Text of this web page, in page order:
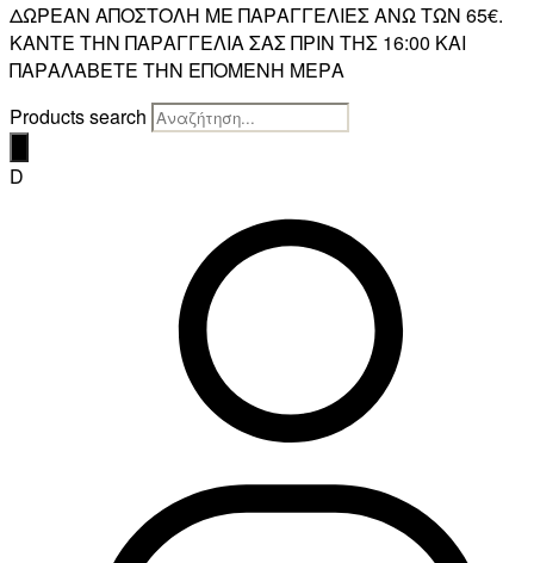
ΔΩΡΕΑΝ ΑΠΟΣΤΟΛΗ ΜΕ ΠΑΡΑΓΓΕΛΙΕΣ ΑΝΩ ΤΩΝ 65€.
ΚΑΝΤΕ ΤΗΝ ΠΑΡΑΓΓΕΛΙΑ ΣΑΣ ΠΡΙΝ ΤΗΣ 16:00 ΚΑΙ
ΠΑΡΑΛΑΒΕΤΕ ΤΗΝ ΕΠΟΜΕΝΗ ΜΕΡΑ
Products search
D